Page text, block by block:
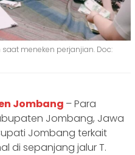
meneken perjanjian. Doc:
Jombang – Para
Jombang, Jawa
Jombang terkait
di sepanjang jalur T.